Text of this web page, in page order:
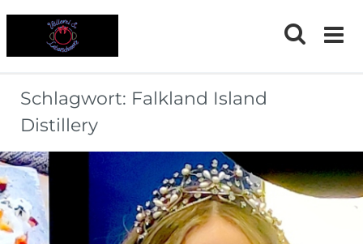
Schlagwort: Falkland Island
Distillery